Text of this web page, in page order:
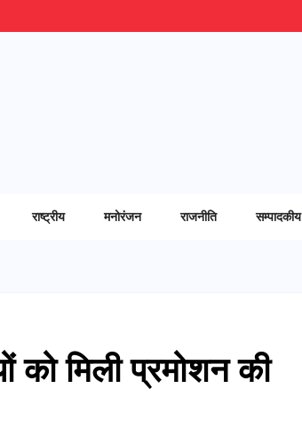
राष्ट्रीय मनोरंजन राजनीति सम्पादकीय
को मिली प्रमोशन की